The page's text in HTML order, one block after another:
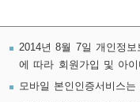
2014년 8월 7일 개인정
에 따라 회원가입 및 아
모바일 본인인증서비스